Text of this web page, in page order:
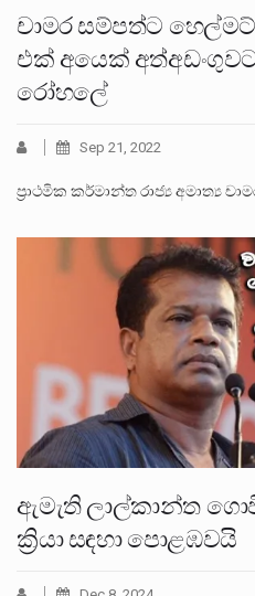
චාමර සම්පත්ට
එක් අයෙක්
රෝහලේ
Sep 21, 2022
ප්‍රාථමික කර්මාන්ත රාජ්‍ය අමාත්‍ය
ඇමැති ලාල්කාන්ත
ක්‍රියා සඳහා පොළඹවයි